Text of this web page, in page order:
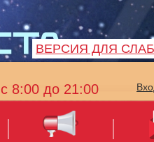
ВЕРСИЯ ДЛЯ
с 8:00 до 21:00